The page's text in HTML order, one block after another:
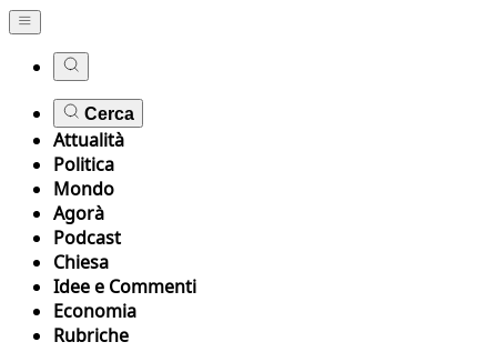
Cerca
Attualità
Politica
Mondo
Agorà
Podcast
Chiesa
Idee e Commenti
Economia
Rubriche